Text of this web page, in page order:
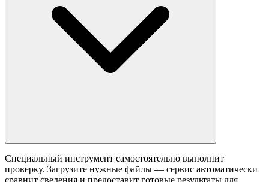
Специальный инструмент самостоятельно выполнит
проверку. Загрузите нужные файлы — сервис автоматически
сравнит сведения и предоставит готовые результаты для